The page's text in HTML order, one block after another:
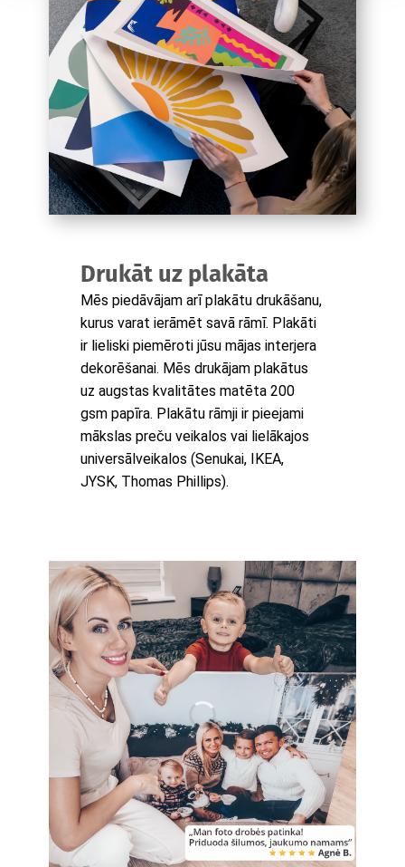
Drukāt uz plakāta
Mēs piedāvājam arī plakātu drukāšanu,
kurus varat ierāmēt savā rāmī. Plakāti
ir lieliski piemēroti jūsu mājas interjera
dekorēšanai. Mēs drukājam plakātus
uz augstas kvalitātes matēta 200
gsm papīra. Plakātu rāmji ir pieejami
mākslas preču veikalos vai lielākajos
universālveikalos (Senukai, IKEA,
JYSK, Thomas Phillips).